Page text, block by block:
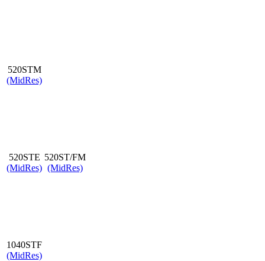
520STM
(MidRes)
520STE
(MidRes)
520ST/FM
(MidRes)
1040STF
(MidRes)